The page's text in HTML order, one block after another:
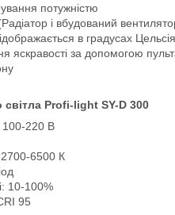
потужністю
і вбудований
в градусах
яскравості за допомогою
світла Profi-light SY-D 300
100-220 В
6500 К
10-100%
95